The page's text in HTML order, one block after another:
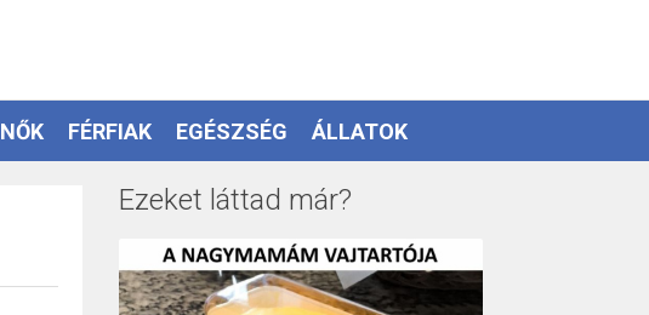
NŐK FÉRFIAK EGÉSZSÉG ÁLLATOK
Ezeket láttad már?